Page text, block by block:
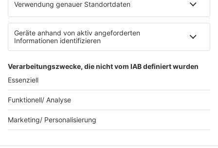
80s80s.de
90s90s.de
Schlagerplanetradio.com
1deutsch.de
WEIHNACHTSMUSIK.FM
© barba radio. Ein Baby von Barbara Schöneberger und
REGIOCAST.